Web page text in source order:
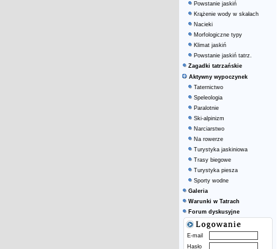
Powstanie jaskiń
Krążenie wody w skałach
Nacieki
Morfologiczne typy
Klimat jaskiń
Powstanie jaskiń tatrz.
Zagadki tatrzańskie
Aktywny wypoczynek
Taternictwo
Speleologia
Paralotnie
Ski-alpinizm
Narciarstwo
Na rowerze
Turystyka jaskiniowa
Trasy biegowe
Turystyka piesza
Sporty wodne
Galeria
Warunki w Tatrach
Forum dyskusyjne
E-mail
Hasło